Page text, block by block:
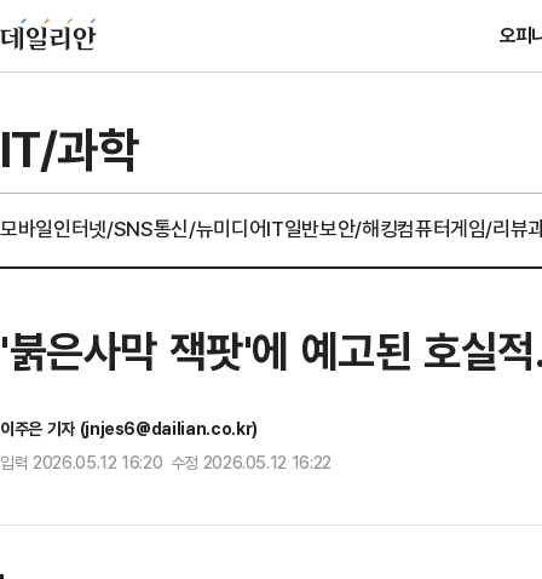
오피
IT/과학
모바일인터넷/SNS통신/뉴미디어IT일반보안/해킹컴퓨터게임/리뷰
'붉은사막 잭팟'에 예고된 호
이주은 기자 (jnjes6@dailian.co.kr)
입력 2026.05.12 16:20 수정 2026.05.12 16:22